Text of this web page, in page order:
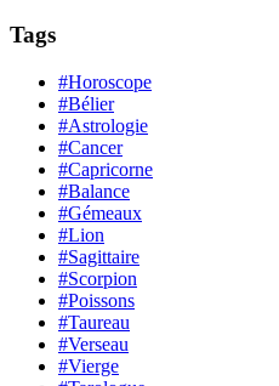
Tags
#Horoscope
#Bélier
#Astrologie
#Cancer
#Capricorne
#Balance
#Gémeaux
#Lion
#Sagittaire
#Scorpion
#Poissons
#Taureau
#Verseau
#Vierge